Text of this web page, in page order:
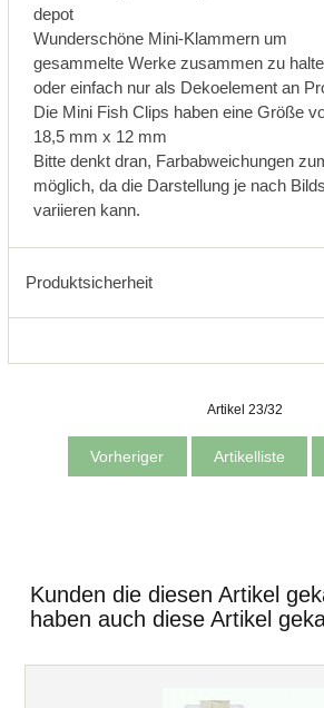
depot
Wunderschöne Mini-Klammern um
gesammelte Werke zusammen zu
oder einfach nur als Dekoelement an
Die Mini Fish Clips haben eine Größe
18,5 mm x 12 mm
Bitte denkt dran, Farbabweichungen
möglich, da die Darstellung je nach
variieren kann.
Produktsicherheit
Artikel 23/32
Vorheriger Artikelliste
Kunden die diesen Artikel
haben auch diese Artikel